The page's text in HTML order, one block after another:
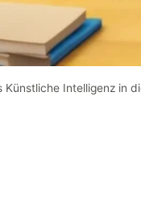
Intelligenz in